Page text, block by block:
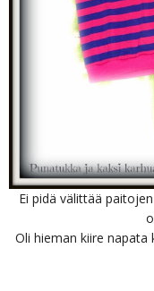
Ei pidä välittää
Oli hieman kiire napata